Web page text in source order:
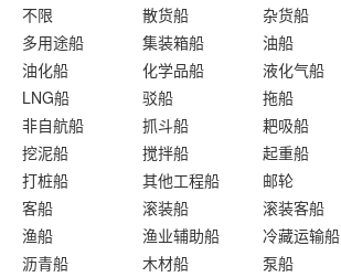
不限
散货船
杂货船
多用途船
集装箱船
油船
油化船
化学品船
液化气船
LNG船
驳船
拖船
非自航船
抓斗船
耙吸船
挖泥船
搅拌船
起重船
打桩船
其他工程船
邮轮
客船
滚装船
滚装客船
渔船
渔业辅助船
冷藏运输船
沥青船
木材船
泵船